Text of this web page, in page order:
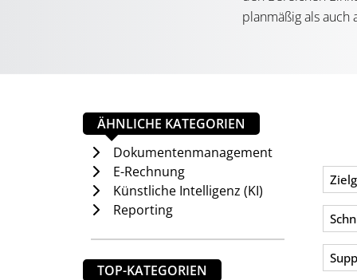
planmäßig als
Eine
Insbesondere die
elektronisch
großer
relevante Daten
ÄHNLICHE KATEGORIEN
Dokumentenmanagement
E-Rechnung
Künstliche Intelligenz (KI)
Reporting
TOP-KATEGORIEN